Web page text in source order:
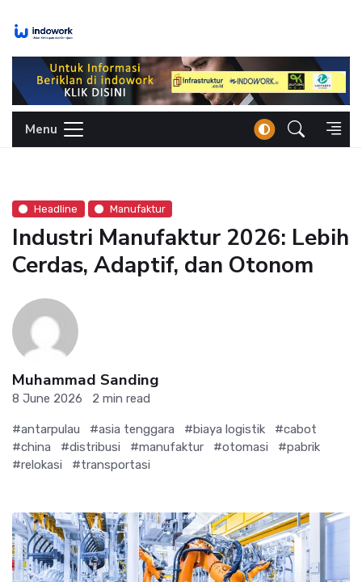
Menu
Headline Manufaktur
Industri Manufaktur 2026: Lebih
Cerdas, Adaptif, dan Otonom
Muhammad Sanding
8 June 2026 2 min read
#antarpulau #asia tenggara #biaya logistik
#cabot
#china
#distribusi #manufaktur #otomasi
#pabrik
#relokasi
#transportasi